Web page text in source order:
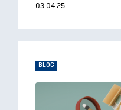
03.04.25
BLOG